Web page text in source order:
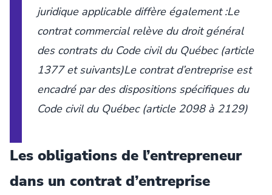
juridique applicable diffère également :Le
contrat commercial relève du droit général
des contrats du Code civil du Québec(article
1377 et suivants)Le contrat d’entreprise est
encadré par des dispositions spécifiques du
Code civil du Québec(article 2098 à 2129)
Les obligations de l’entrepreneur
dans un contrat d’entreprise